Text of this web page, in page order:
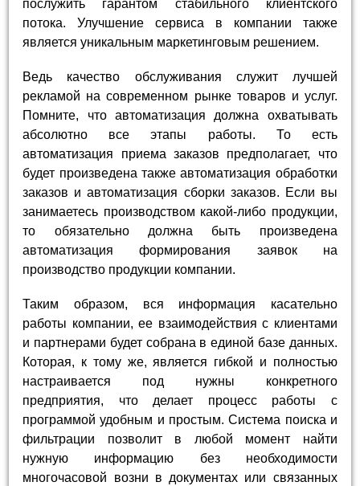
послужить гарантом стабильного клиентского
потока. Улучшение сервиса в компании также
является уникальным маркетинговым решением.
Ведь качество обслуживания служит лучшей
рекламой на современном рынке товаров и услуг.
Помните, что автоматизация должна охватывать
абсолютно все этапы работы. То есть
автоматизация приема заказов предполагает, что
будет произведена также автоматизация обработки
заказов и автоматизация сборки заказов. Если вы
занимаетесь производством какой-либо продукции,
то обязательно должна быть произведена
автоматизация формирования заявок на
производство продукции компании.
Таким образом, вся информация касательно
работы компании, ее взаимодействия с клиентами
и партнерами будет собрана в единой базе данных.
Которая, к тому же, является гибкой и полностью
настраивается под нужны конкретного
предприятия, что делает процесс работы с
программой удобным и простым. Система поиска и
фильтрации позволит в любой момент найти
нужную информацию без необходимости
многочасовой возни в документах или связанных